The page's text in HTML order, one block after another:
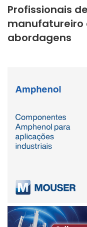
Profissionais
manufatureiro
abordagens